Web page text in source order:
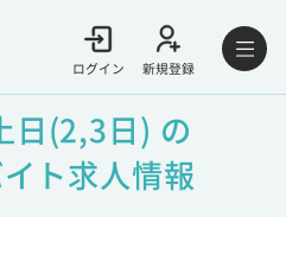
ログイン 新規登録
日(2,3日) の
ト求人情報